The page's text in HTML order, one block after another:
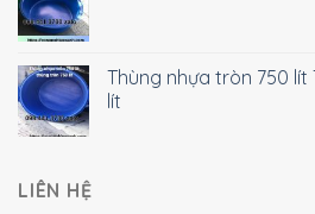
Thùng nhựa tròn 750
lít
LIÊN HỆ